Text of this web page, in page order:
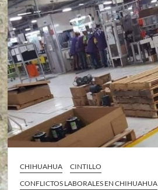
CHIHUAHUA
CINTILLO
CONFLICTOS LABORALES EN CHIHUAHUA